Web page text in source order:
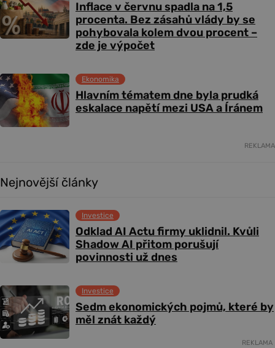
Inflace v červnu spadla na 1,5
procenta. Bez zásahů vlády by se
pohybovala kolem dvou procent –
zde je výpočet
Hlavním tématem dne byla prudká
eskalace napětí mezi USA a Íránem
Ekonomika
REKLAMA
Nejnovější články
Odklad AI Actu firmy uklidnil. Kvůli
Shadow AI přitom porušují
povinnosti už dnes
Investice
Sedm ekonomických pojmů, které by
měl znát každý
Investice
REKLAMA